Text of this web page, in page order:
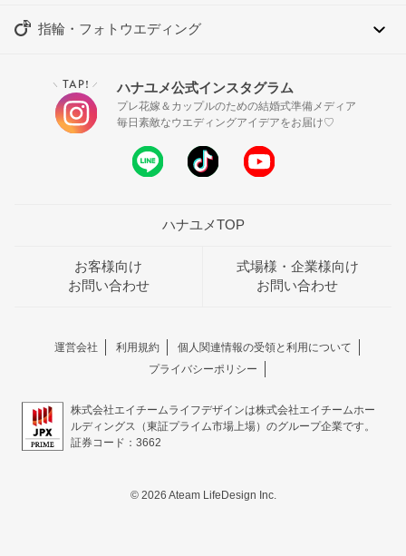
指輪・フォトウエディング
＼ TAP! ／ ハナユメ公式インスタグラム
プレ花嫁＆カップルのための結婚式準備メディア
毎日素敵なウエディングアイデアをお届け♡
ハナユメTOP
お客様向け
お問い合わせ
式場様・企業様向け
お問い合わせ
運営会社 利用規約
個人関連情報の受領と利用について
プライバシーポリシー
株式会社エイチームライフデザインは株式会社エイチームホー
ルディングス（東証プライム市場上場）のグループ企業です。
証券コード：3662
© 2026 Ateam LifeDesign Inc.